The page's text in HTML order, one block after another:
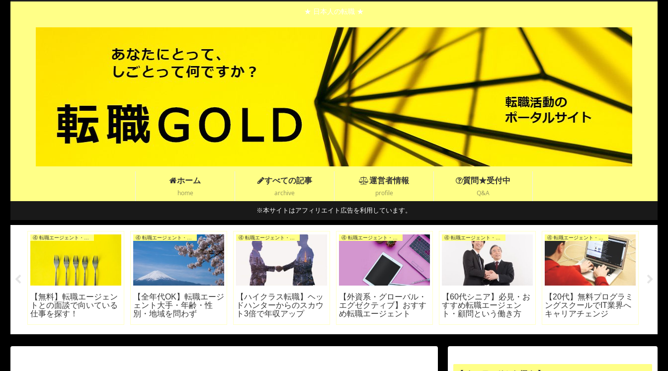
★ 日本人の転職 ★
ホーム
home
すべての記事
archive
運営者情報
profile
質問★受付中
Q&A
※本サイトはアフィリエイト広告を利用しています。
④ 転職エージェント・転職サイトを選ぶ
【無料】転職エージェン
トとの面談で向いている
仕事を探す！
④ 転職エージェント・転職サイトを選ぶ
【全年代OK】転職エージ
ェント大手・年齢・性
別・地域を問わず
④ 転職エージェント・転職サイトを選ぶ
【ハイクラス転職】ヘッ
ドハンターからのスカウ
ト3倍で年収アップ
④ 転職エージェント・転職サイトを選ぶ
【外資系・グローバル・
エグゼクティブ】おすす
め転職エージェント
④ 転職エージェント・転職サイトを選ぶ
【60代シニア】必見・お
すすめ転職エージェン
ト・顧問という働き方
④ 転職エージェント・転職サイトを選ぶ
【20代】無料プログラミ
ングスクールでIT業界へ
キャリアチェンジ